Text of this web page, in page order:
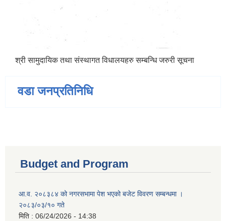
श्री सामुदायिक तथा संस्थागत विधालयहरु सम्बन्धि जरुरी सूचना
वडा जनप्रतिनिधि
Budget and Program
आ.व. २०८३८४ को नगरसभामा पेश भएको बजेट विवरण सम्बन्धमा ।
२०८३/०३/१० गते
मिति : 06/24/2026 - 14:38